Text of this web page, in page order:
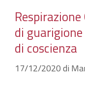
di
di coscienza
17/12/2020di